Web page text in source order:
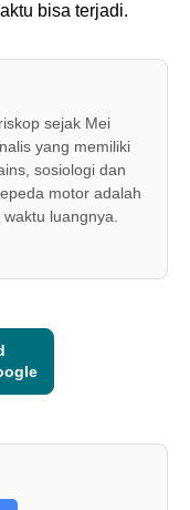
bisa terjadi.
sejak Mei
yang memiliki
sosiologi dan
motor adalah
luangnya.